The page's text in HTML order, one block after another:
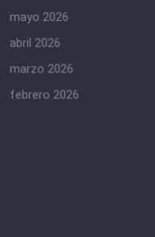
mayo 2026
abril 2026
marzo 2026
febrero 2026